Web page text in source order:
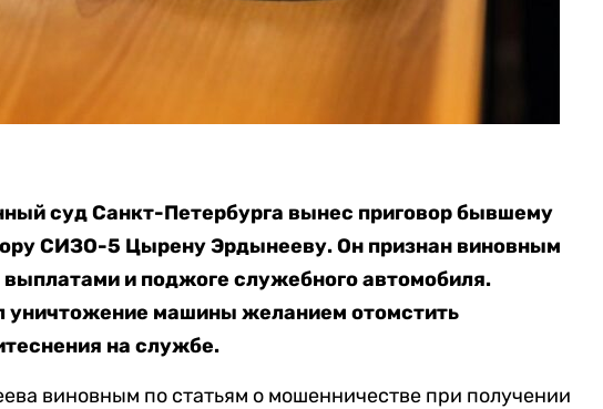
суд Санкт-Петербурга вынес приговор бывшему
СИЗО-5 Цырену Эрдынееву. Он признан виновным
и поджоге служебного автомобиля.
уничтожение машины желанием отомстить
на службе.
виновным по статьям о мошенничестве при получении